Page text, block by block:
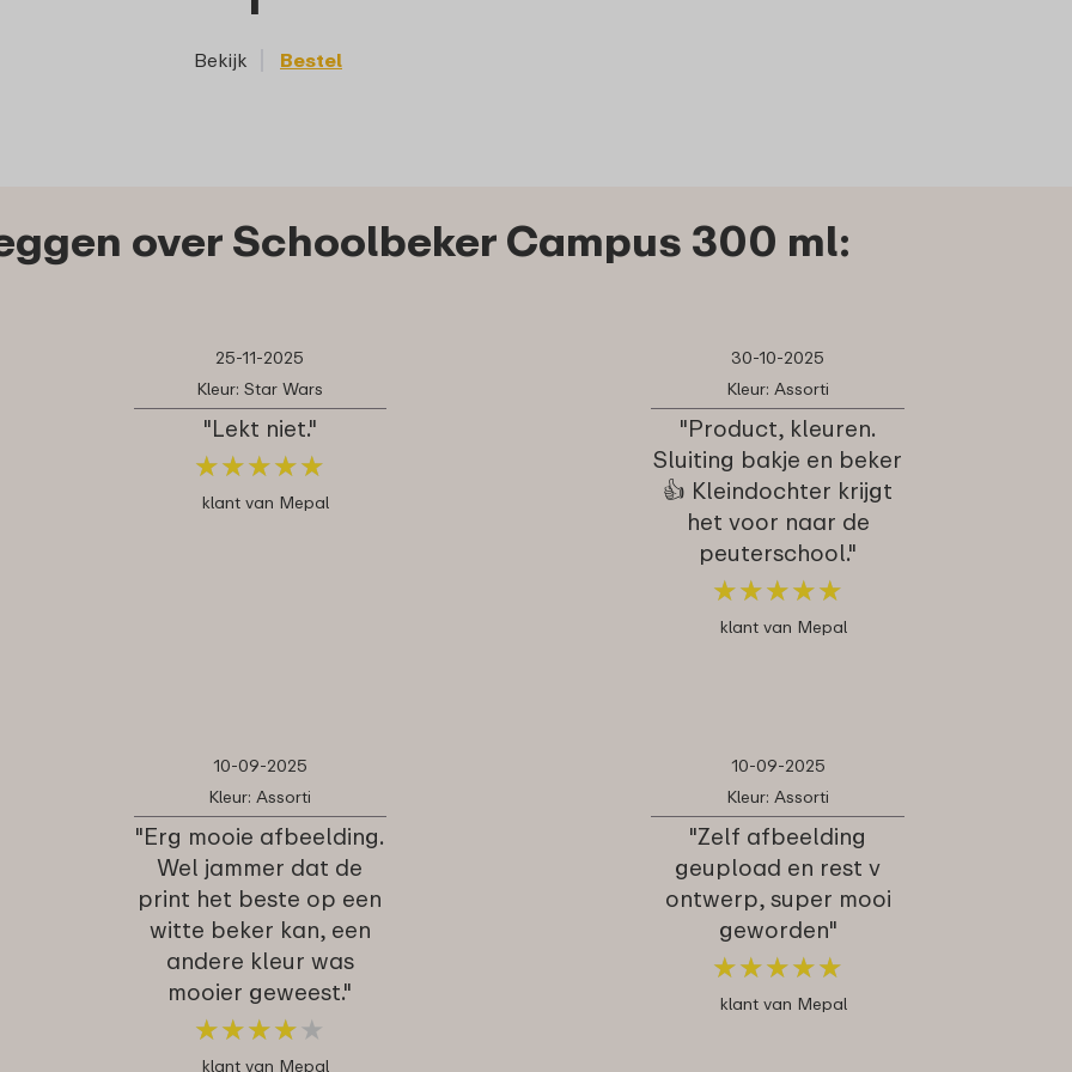
Bekijk Bestel
over Schoolbeker Campus 300 ml:
25-11-2025
Kleur: Star Wars
"Lekt niet."
★★★★★
★★★★★
klant van Mepal
30-10-2025
Kleur: Assorti
"Product, kleuren.
Sluiting bakje en beker
👍 Kleindochter krijgt
het voor naar de
peuterschool."
★★★★★
★★★★★
klant van Mepal
10-09-2025
Kleur: Assorti
"Erg mooie afbeelding.
Wel jammer dat de
print het beste op een
witte beker kan, een
andere kleur was
mooier geweest."
★★★★ ★
★★★★ ★
klant van Mepal
10-09-2025
Kleur: Assorti
"Zelf afbeelding
geupload en rest v
ontwerp, super mooi
geworden"
★★★★★
★★★★★
klant van Mepal